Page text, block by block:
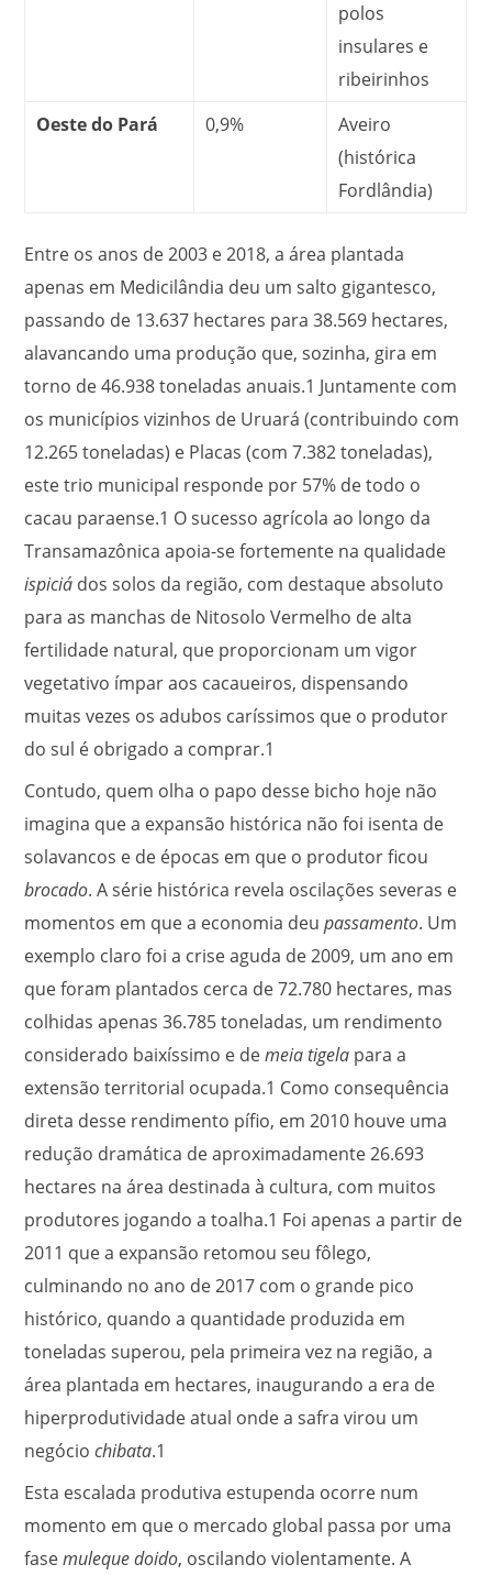
polos
insulares e
ribeirinhos
Oeste do Pará
0,9%
Aveiro
(histórica
Fordlândia)
Entre os anos de 2003 e 2018, a área plantada
apenas em Medicilândia deu um salto gigantesco,
passando de 13.637 hectares para 38.569 hectares,
alavancando uma produção que, sozinha, gira em
torno de 46.938 toneladas anuais.1 Juntamente com
os municípios vizinhos de Uruará (contribuindo com
12.265 toneladas) e Placas (com 7.382 toneladas),
este trio municipal responde por 57% de todo o
cacau paraense.1 O sucesso agrícola ao longo da
Transamazônica apoia-se fortemente na qualidade
ispiciá dos solos da região, com destaque absoluto
para as manchas de Nitosolo Vermelho de alta
fertilidade natural, que proporcionam um vigor
vegetativo ímpar aos cacaueiros, dispensando
muitas vezes os adubos caríssimos que o produtor
do sul é obrigado a comprar.1
Contudo, quem olha o papo desse bicho hoje não
imagina que a expansão histórica não foi isenta de
solavancos e de épocas em que o produtor ficou
brocado. A série histórica revela oscilações severas e
momentos em que a economia deupassamento. Um
exemplo claro foi a crise aguda de 2009, um ano em
que foram plantados cerca de 72.780 hectares, mas
colhidas apenas 36.785 toneladas, um rendimento
considerado baixíssimo e demeia tigela para a
extensão territorial ocupada.1 Como consequência
direta desse rendimento pífio, em 2010 houve uma
redução dramática de aproximadamente 26.693
hectares na área destinada à cultura, com muitos
produtores jogando a toalha.1 Foi apenas a partir de
2011 que a expansão retomou seu fôlego,
culminando no ano de 2017 com o grande pico
histórico, quando a quantidade produzida em
toneladas superou, pela primeira vez na região, a
área plantada em hectares, inaugurando a era de
hiperprodutividade atual onde a safra virou um
negóciochibata.1
Esta escalada produtiva estupenda ocorre num
momento em que o mercado global passa por uma
fasemuleque doido, oscilando violentamente. A